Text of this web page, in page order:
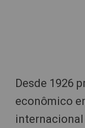
Desde 1926
econômico